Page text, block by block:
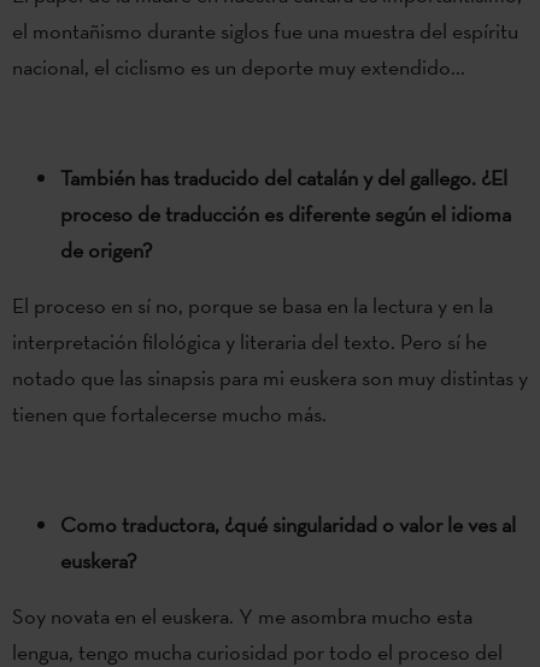
el montañismo durante siglos fue una muestra del espíritu
nacional, el ciclismo es un deporte muy extendido...
También has traducido del catalán y del gallego. ¿El
proceso de traducción es diferente según el idioma
de origen?
El proceso en sí no, porque se basa en la lectura y en la
interpretación filológica y literaria del texto. Pero sí he
notado que las sinapsis para mi euskera son muy distintas y
tienen que fortalecerse mucho más.
Como traductora, ¿qué singularidad o valor le ves al
euskera?
Soy novata en el euskera. Y me asombra mucho esta
lengua, tengo mucha curiosidad por todo el proceso del